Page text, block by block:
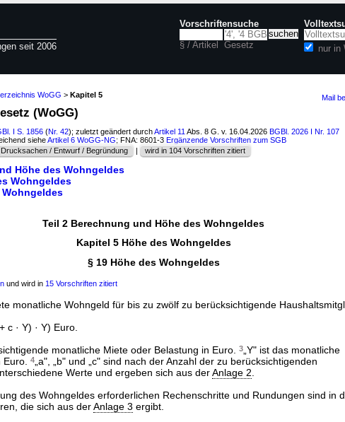
seit 2006
Vorschriftensuche
§ / Artikel Gesetz nur in
WoGG > Kapitel 5 Mail
(WoGG)
I S. 1856 (Nr. 42); zuletzt geändert durchArtikel 11 Abs. 8 G. v. 16.04.2026 BGBl. 2026 I Nr. 107
sieheArtikel 6 WoGG-NG; FNA: 8601-3 Ergänzende Vorschriften zum SGB
Drucksachen / Entwurf / Begründung | wird in 104 Vorschriften zitiert
Höhe des Wohngeldes
Wohngeldes
Wohngeldes
Teil 2 Berechnung und Höhe des Wohngeldes
Kapitel 5 Höhe des Wohngeldes
§ 19 Höhe des Wohngeldes
und wird in 15 Vorschriften zitiert
monatliche Wohngeld für bis zu zwölf zu berücksichtigende
c · Y) · Y) Euro.
monatliche Miete oder Belastung in Euro. 3 „Y" ist das monatliche
4 „a", „b" und „c" sind nach der Anzahl der zu berücksichtigenden
Werte und ergeben sich aus derAnlage 2
des Wohngeldes erforderlichen Rechenschritte und Rundungen sind in
die sich aus derAnlage 3 ergibt.